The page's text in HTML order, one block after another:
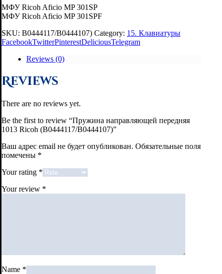
МФУ Ricoh Aficio MP 301SP
МФУ Ricoh Aficio MP 301SPF
SKU: B0444117/B0444107) Category: 15. Клавиатуры
FacebookTwitterPinterestDeliciousTelegram
Reviews (0)
Reviews
There are no reviews yet.
Be the first to review “Пружина направляющей передняя
1013 Ricoh (B0444117/B0444107)”
Ваш адрес email не будет опубликован. Обязательные поля
помечены *
Your rating *
Your review *
Name *